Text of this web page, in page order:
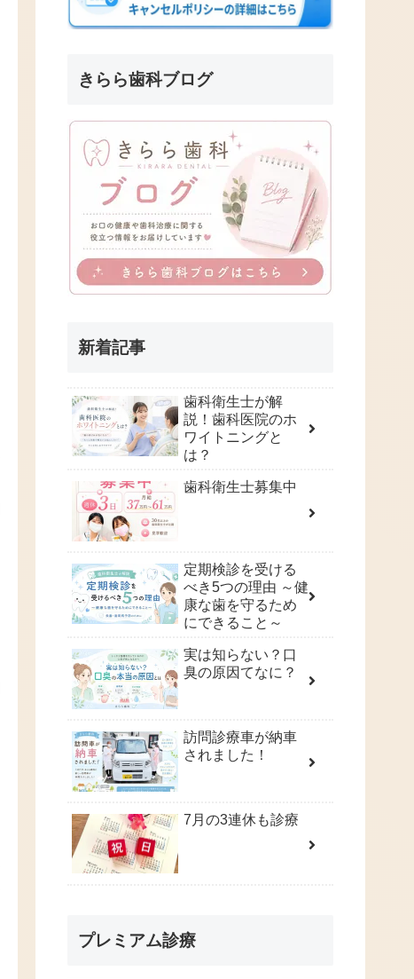
きらら歯科ブログ
新着記事
歯科衛生士が解
説！歯科医院のホ
ワイトニングと
は？
歯科衛生士募集中
定期検診を受ける
べき5つの理由 ～健
康な歯を守るため
にできること～
実は知らない？口
臭の原因てなに？
訪問診療車が納車
されました！
7月の3連休も診療
プレミアム診療